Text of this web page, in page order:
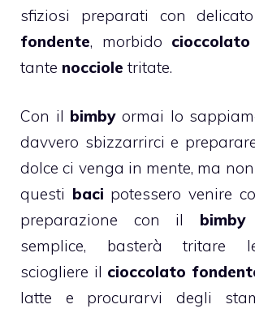
sfiziosi preparati con delicato
fondente, morbido
tante nocciole tritate.
Con il bimbyormai lo
davvero sbizzarrirci e
dolce ci venga in mente, ma
questi baci potessero venire
preparazione con il bimby
semplice, basterà tritare
sciogliere il cioccolato
latte e procurarvi degli